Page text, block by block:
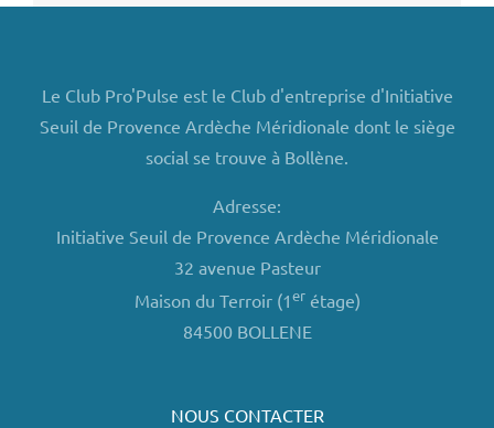
Le Club Pro'Pulse est le Club d'entreprise d'Initiative
Seuil de Provence Ardèche Méridionale dont le siège
social se trouve à Bollène.
Adresse:
Initiative Seuil de Provence Ardèche Méridionale
32 avenue Pasteur
Maison du Terroir (1erétage)
84500 BOLLENE
NOUS CONTACTER